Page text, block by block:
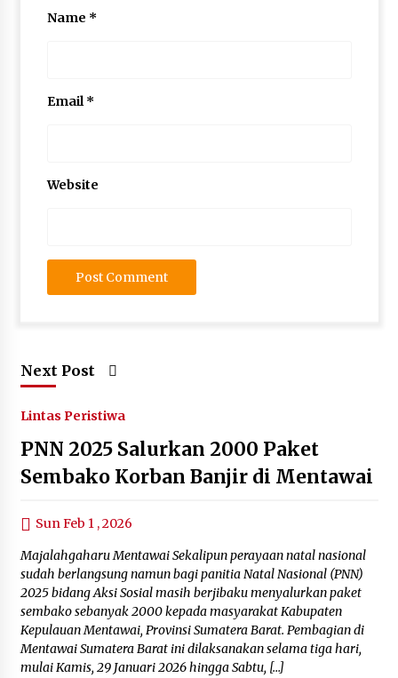
Name *
Email*
Website
Next Post
Lintas Peristiwa
PNN 2025 Salurkan 2000 Paket
Sembako Korban Banjir di Mentawai
Sun Feb 1 , 2026
Majalahgaharu Mentawai Sekalipun perayaan natal nasional
sudah berlangsung namun bagi panitia Natal Nasional (PNN)
2025 bidang Aksi Sosial masih berjibaku menyalurkan paket
sembako sebanyak 2000 kepada masyarakat Kabupaten
Kepulauan Mentawai, Provinsi Sumatera Barat. Pembagian di
Mentawai Sumatera Barat ini dilaksanakan selama tiga hari,
mulai Kamis, 29 Januari 2026 hingga Sabtu, […]